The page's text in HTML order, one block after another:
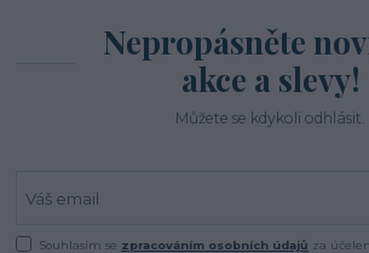
Nepropásněte
akce a slevy!
Můžete se kdykoli odhlásit.
Souhlasím se zpracováním osobních údajů za